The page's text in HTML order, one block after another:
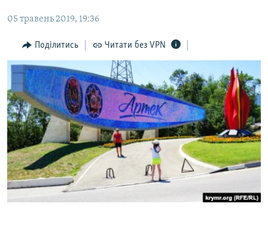
Перейти
пошуку
ПОГЛЯД
ІНТЕРВ'Ю
ВСЕ ЗА ДЕНЬ
СПЕЦПРОЕКТИ
ДЕПОРТАЦІЯ
ВІДЕОУРОКИ «ELIFBE»
СВІДЧЕННЯ ОКУПАЦІЇ
УКРАЇНСЬКА ПРОБЛЕМА КРИМУ
ІНФОГРАФІКА
ЯК ОБІЙТИ БЛОКУВАННЯ
Русский
Qırımtatar
ДОЛУЧАЙСЯ!
05 травень 2019, 19:36
Поділитись Читати без VPN